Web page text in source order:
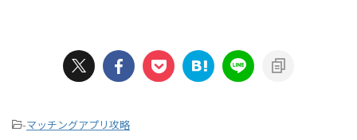
-マッチングアプリ攻略